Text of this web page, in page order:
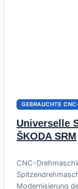
GEBRAUCHTE
Universelle
ŠKODA SRM
CNC-
Modernisierung